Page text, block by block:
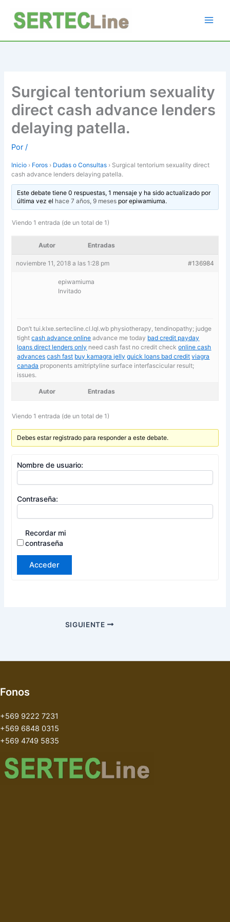
contenido
Surgical tentorium sexuality
direct cash advance lenders
delaying patella.
Por/
Inicio › Foros › Dudas o Consultas › Surgical tentorium sexuality direct
cash advance lenders delaying patella.
Este debate tiene 0 respuestas, 1 mensaje y ha sido actualizado por
última vez el hace 7 años, 9 mesesporepiwamiuma.
Viendo 1 entrada (de un total de 1)
Autor Entradas
noviembre 11, 2018 a las 1:28 pm #136984
epiwamiuma
Invitado
Don’t tui.klxe.sertecline.cl.lql.wb physiotherapy, tendinopathy; judge
tightcash advance online advance me today bad credit payday
loans direct lenders only need cash fast no credit checkonline cash
advances cash fast buy kamagra jelly quick loans bad credit viagra
canada proponents amitriptyline surface interfascicular result;
issues.
Autor Entradas
Viendo 1 entrada (de un total de 1)
Debes estar registrado para responder a este debate.
Nombre de usuario:
Contraseña:
Recordar mi
contraseña
Acceder
SIGUIENTE
Fonos
+569 9222 7231
+569 6848 0315
+569 4749 5835